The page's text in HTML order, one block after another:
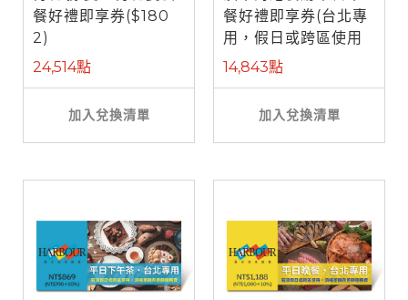
餐好禮即享券($180
2)
24,514點
加入兌換清單
餐好禮即享券(台北專
用，假日或跨區使用
需補差額)
14,843點
加入兌換清單